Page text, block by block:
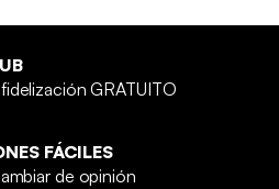
GRATUITO
FÁCILES
de opinión